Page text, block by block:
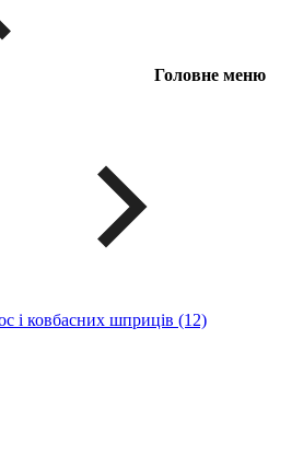
Головне меню
і ковбасних шприців (12)